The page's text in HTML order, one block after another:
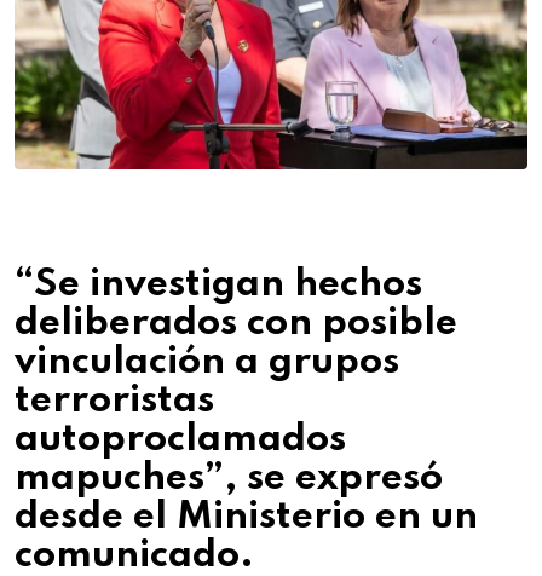
“Se investigan hechos
deliberados con posible
vinculación a grupos
terroristas
autoproclamados
mapuches”, se expresó
desde el Ministerio en un
comunicado.